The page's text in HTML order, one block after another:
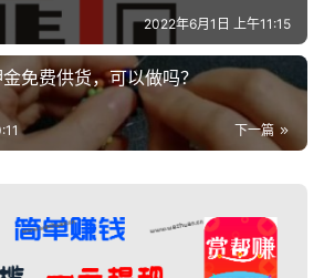
2022年6月1日 上午11:15
免费供货，可以做吗？
下一篇